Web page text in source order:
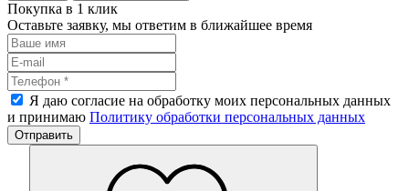
Покупка в 1 клик
Оставьте заявку, мы ответим в ближайшее время
Я даю согласие на обработку моих персональных данных
и принимаю Политику обработки персональных данных
Отправить